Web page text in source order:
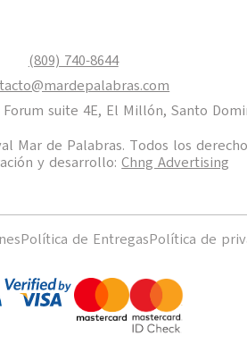
(809) 740-8644
suite 4E, El Millón, Santo
Mar de Palabras. Todos los
y desarrollo:Chng Advertising
Política de EntregasPolítica de